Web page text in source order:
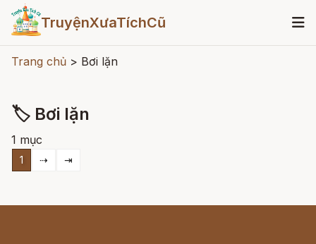
TruyệnXưaTíchCũ
Trang chủ > Bơi lặn
🏷 Bơi lặn
1 mục
1 ⇢ ⇥